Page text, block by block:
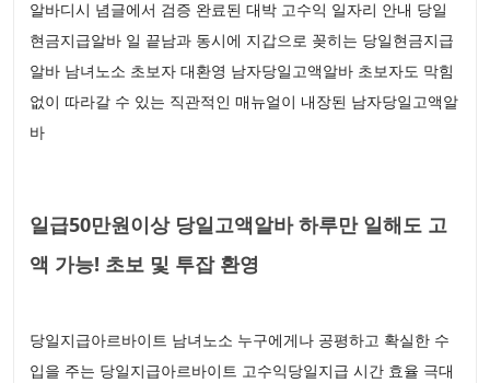
알바디시 념글에서 검증 완료된 대박 고수익 일자리 안내 당일
현금지급알바 일 끝남과 동시에 지갑으로 꽂히는 당일현금지급
알바 남녀노소 초보자 대환영 남자당일고액알바 초보자도 막힘
없이 따라갈 수 있는 직관적인 매뉴얼이 내장된 남자당일고액알
바
일급50만원이상 당일고액알바 하루만 일해도 고
액 가능! 초보 및 투잡 환영
당일지급아르바이트 남녀노소 누구에게나 공평하고 확실한 수
입을 주는 당일지급아르바이트 고수익당일지급 시간 효율 극대